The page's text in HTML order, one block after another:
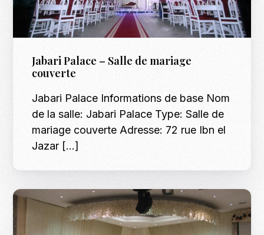
Jabari Palace – Salle de mariage
couverte
Jabari Palace Informations de base Nom
de la salle: Jabari Palace Type: Salle de
mariage couverte Adresse: 72 rue Ibn el
Jazar […]